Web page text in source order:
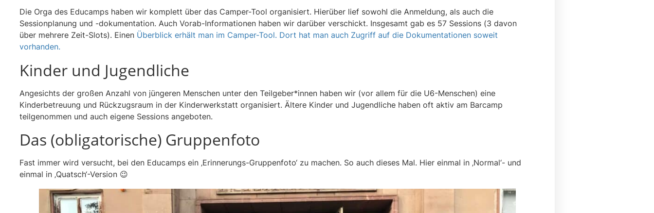
Die Orga des Educamps haben wir komplett über das Camper-Tool organisiert. Hierüber lief sowohl die Anmeldung, als auch die
Sessionplanung und -dokumentation. Auch Vorab-Informationen haben wir darüber verschickt. Insgesamt gab es 57 Sessions (3 davon
über mehrere Zeit-Slots). Einen Überblick erhält man im Camper-Tool. Dort hat man auch Zugriff auf die Dokumentationen soweit
vorhanden.
Kinder und Jugendliche
Angesichts der großen Anzahl von jüngeren Menschen unter den Teilgeber*innen haben wir (vor allem für die U6-Menschen) eine
Kinderbetreuung und Rückzugsraum in der Kinderwerkstatt organisiert. Ältere Kinder und Jugendliche haben oft aktiv am Barcamp
teilgenommen und auch eigene Sessions angeboten.
Das (obligatorische) Gruppenfoto
Fast immer wird versucht, bei den Educamps ein ‚Erinnerungs-Gruppenfoto‘ zu machen. So auch dieses Mal. Hier einmal in ‚Normal‘- und
einmal in ‚Quatsch‘-Version 😉